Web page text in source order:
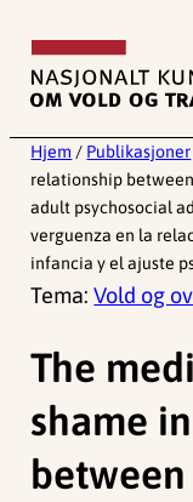
innhold
Hjem / Publikasjoner
relationship
adult psychosocial
verguenza en la
infancia y el ajuste
Tema:Vold og
The
shame